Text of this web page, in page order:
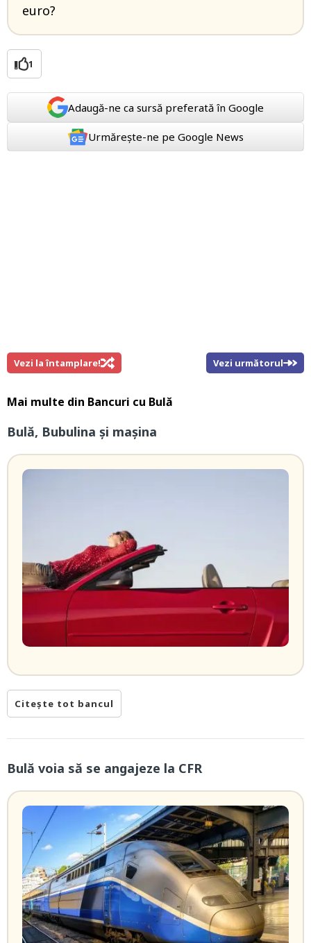
euro?
1
Adaugă-ne ca sursă preferată în Google
Urmărește-ne pe Google News
Vezi la întamplare! Vezi următorul
Mai multe din Bancuri cu Bulă
Bulă, Bubulina și mașina
Citește tot bancul
Bulă voia să se angajeze la CFR